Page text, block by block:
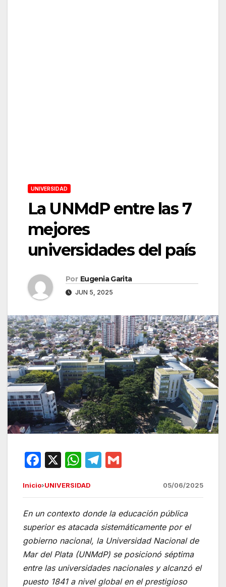
UNIVERSIDAD
La UNMdP entre las 7
mejores
universidades del país
Por Eugenia Garita
JUN 5, 2025
F
c
e
b
o
o
k
X
W
at
s
A
p
p
T
e
gr
a
m
ail
Inicio›UNIVERSIDAD 05/06/2025
En un contexto donde la educación pública
superior es atacada sistemáticamente por el
gobierno nacional, la Universidad Nacional de
Mar del Plata (UNMdP) se posicionó séptima
entre las universidades nacionales y alcanzó el
puesto 1841 a nivel global en el prestigioso